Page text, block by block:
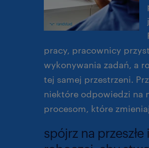
pracy, pracownicy
wykonywania zadań, a
tej samej przestrzeni.
niektóre odpowiedzi na
procesom, które
spójrz na